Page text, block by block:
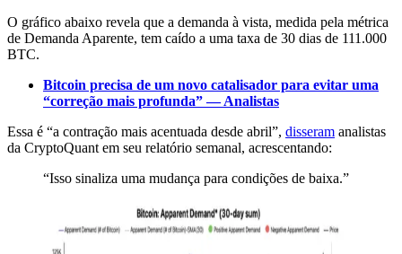
O gráfico abaixo revela que a demanda à vista, medida pela métrica
de Demanda Aparente, tem caído a uma taxa de 30 dias de 111.000
BTC.
Bitcoin precisa de um novo catalisador para evitar uma
“correção mais profunda” — Analistas
Essa é “a contração mais acentuada desde abril”, disseram analistas
da CryptoQuant em seu relatório semanal, acrescentando:
“Isso sinaliza uma mudança para condições de baixa.”